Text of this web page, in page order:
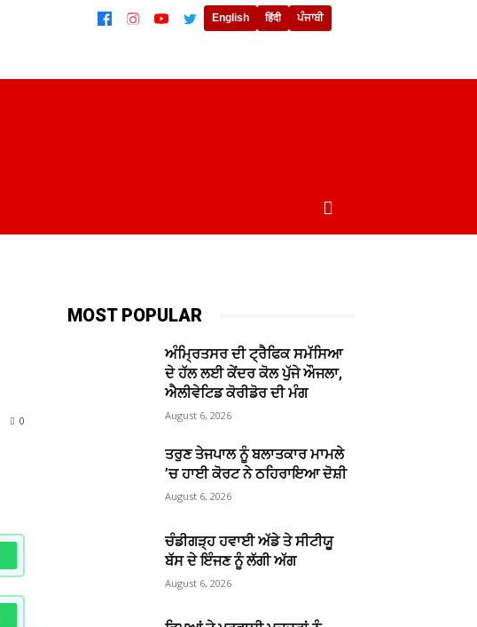
English हिंदी ਪੰਜਾਬੀ
0
MOST POPULAR
ਅੰਮ੍ਰਿਤਸਰ ਦੀ ਟ੍ਰੈਫਿਕ ਸਮੱਸਿਆ
ਦੇ ਹੱਲ ਲਈ ਕੇਂਦਰ ਕੋਲ ਪੁੱਜੇ ਔਜਲਾ,
ਐਲੀਵੇਟਿਡ ਕੋਰੀਡੋਰ ਦੀ ਮੰਗ
August 6, 2026
ਤਰੁਣ ਤੇਜਪਾਲ ਨੂੰ ਬਲਾਤਕਾਰ ਮਾਮਲੇ
’ਚ ਹਾਈ ਕੋਰਟ ਨੇ ਠਹਿਰਾਇਆ ਦੋਸ਼ੀ
August 6, 2026
ਚੰਡੀਗੜ੍ਹ ਹਵਾਈ ਅੱਡੇ ਤੇ ਸੀਟੀਯੂ
ਬੱਸ ਦੇ ਇੰਜਣ ਨੂੰ ਲੱਗੀ ਅੱਗ
August 6, 2026